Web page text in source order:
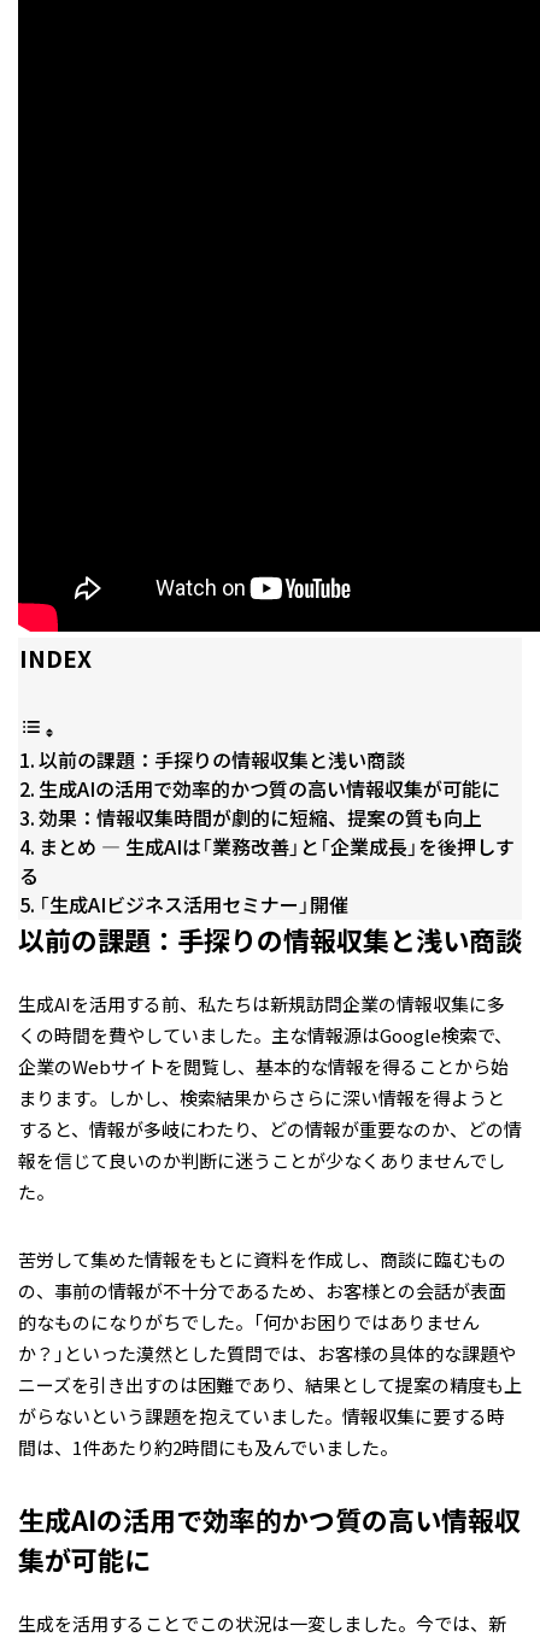
INDEX
以前の課題：手探りの情報収集と浅い商談
生成AIの活用で効率的かつ質の高い情報収集が可能に
効果：情報収集時間が劇的に短縮、提案の質も向上
まとめ ― 生成AIは「業務改善」と「企業成長」を後押しす
る
「生成AIビジネス活用セミナー」開催
以前の課題：手探りの情報収集と浅い商談
生成AIを活用する前、私たちは新規訪問企業の情報収集に多
くの時間を費やしていました。主な情報源はGoogle検索で、
企業のWebサイトを閲覧し、基本的な情報を得ることから始
まります。しかし、検索結果からさらに深い情報を得ようと
すると、情報が多岐にわたり、どの情報が重要なのか、どの情
報を信じて良いのか判断に迷うことが少なくありませんでし
た。
苦労して集めた情報をもとに資料を作成し、商談に臨むもの
の、事前の情報が不十分であるため、お客様との会話が表面
的なものになりがちでした。「何かお困りではありません
か？」といった漠然とした質問では、お客様の具体的な課題や
ニーズを引き出すのは困難であり、結果として提案の精度も上
がらないという課題を抱えていました。情報収集に要する時
間は、1件あたり約2時間にも及んでいました。
生成AIの活用で効率的かつ質の高い情報収
集が可能に
生成を活用することでこの状況は一変しました。今では、新